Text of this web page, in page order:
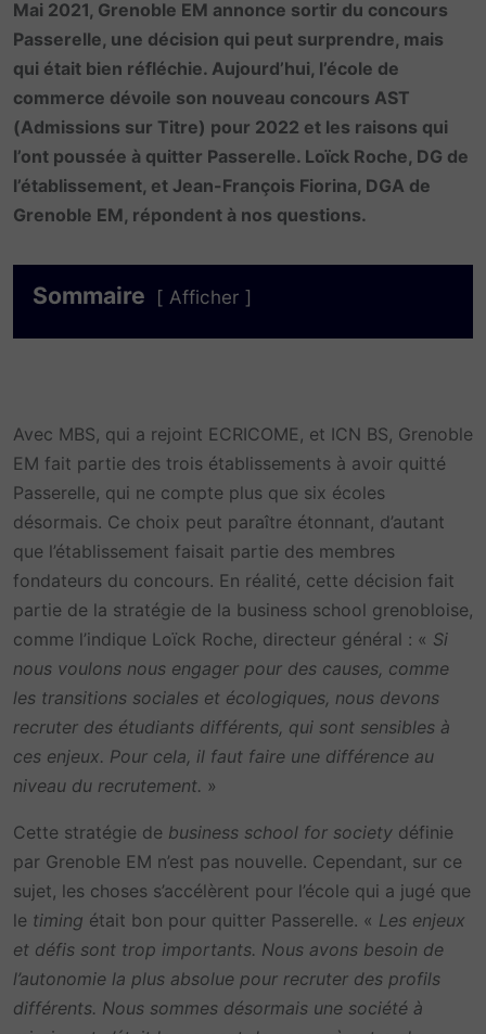
Mai 2021, Grenoble EM annonce sortir du concours
Passerelle, une décision qui peut surprendre, mais
qui était bien réfléchie. Aujourd’hui, l’école de
commerce dévoile son nouveau concours AST
(Admissions sur Titre) pour 2022 et les raisons qui
l’ont poussée à quitter Passerelle. Loïck Roche, DG de
l’établissement, et Jean-François Fiorina, DGA de
Grenoble EM, répondent à nos questions.
Sommaire Afficher
Avec MBS, qui a rejoint ECRICOME, et ICN BS, Grenoble
EM fait partie des trois établissements à avoir quitté
Passerelle, qui ne compte plus que six écoles
désormais. Ce choix peut paraître étonnant, d’autant
que l’établissement faisait partie des membres
fondateurs du concours. En réalité, cette décision fait
partie de la stratégie de la business school grenobloise,
comme l’indique Loïck Roche, directeur général : « Si
nous voulons nous engager pour des causes, comme
les transitions sociales et écologiques, nous devons
recruter des étudiants différents, qui sont sensibles à
ces enjeux. Pour cela, il faut faire une différence au
niveau du recrutement. »
Cette stratégie de business school for society définie
par Grenoble EM n’est pas nouvelle. Cependant, sur ce
sujet, les choses s’accélèrent pour l’école qui a jugé que
le timing était bon pour quitter Passerelle. « Les enjeux
et défis sont trop importants. Nous avons besoin de
l’autonomie la plus absolue pour recruter des profils
différents. Nous sommes désormais une société à